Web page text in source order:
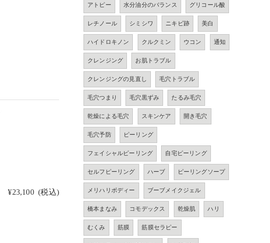
¥23,100 (税込)
アトピー 水分油分のバランス グリコール酸
レチノール シミシワ ニキビ跡 美白
ハイドロキノン クルクミン ウコン 通知
クレンジング お肌トラブル
クレンジングの見直し 毛穴トラブル
毛穴つまり 毛穴黒ずみ たるみ毛穴
乾燥による毛穴 スキンケア 開き毛穴
毛穴予防 ピーリング
フェイシャルピーリング 自宅ピーリング
セルフピーリング ハーブ ピーリングソープ
メリハリボディー ブーブメイクジェル
橋本まなみ コモデックス 乾燥肌 ハリ
むくみ 筋膜 筋膜セラピー